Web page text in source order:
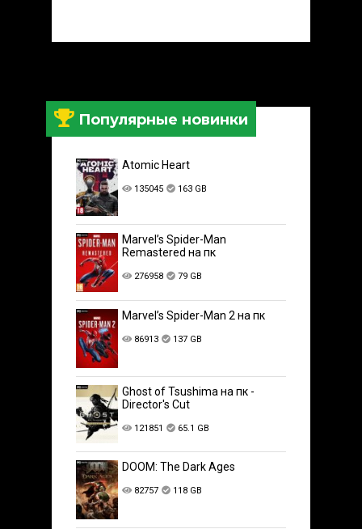
Популярные новинки
Atomic Heart
135045 163 GB
Marvel’s Spider-Man
Remastered на пк
276958 79 GB
Marvel’s Spider-Man 2 на пк
86913 137 GB
Ghost of Tsushima на пк -
Director's Cut
121851 65.1 GB
DOOM: The Dark Ages
82757 118 GB